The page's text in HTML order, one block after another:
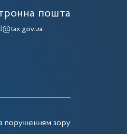
пошта
порушенням зору